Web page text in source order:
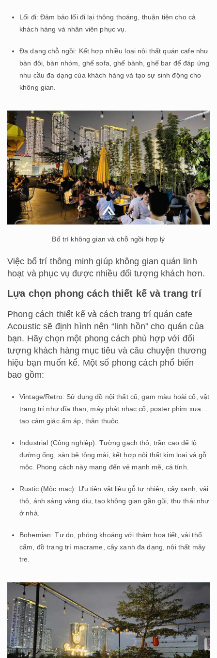
Lối đi: Đảm bảo lối đi lại thông thoáng, thuận tiện cho cả
khách hàng và nhân viên phục vụ.
Đa dạng chỗ ngồi: Kết hợp nhiều loại nội thất quán cafe như
bàn đôi, bàn nhóm, ghế sofa, ghế bành, ghế bar để đáp ứng
nhu cầu đa dạng của khách hàng và tạo sự sinh động cho
không gian.
Bố trí không gian và chỗ ngồi hợp lý
Việc bố trí thông minh giúp không gian quán linh
hoạt và phục vụ được nhiều đối tượng khách hơn.
Lựa chọn phong cách thiết kế và trang trí
Phong cách thiết kế và cách trang trí quán cafe
Acoustic sẽ định hình nên “linh hồn” cho quán của
bạn. Hãy chọn một phong cách phù hợp với đối
tượng khách hàng mục tiêu và câu chuyện thương
hiệu bạn muốn kể. Một số phong cách phổ biến
bao gồm:
Vintage/Retro: Sử dụng đồ nội thất cũ, gam màu hoài cổ, vật
trang trí như đĩa than, máy phát nhạc cổ, poster phim xưa…
tạo cảm giác ấm áp, thân thuộc.
Industrial (Công nghiệp): Tường gạch thô, trần cao để lộ
đường ống, sàn bê tông mài, kết hợp nội thất kim loại và gỗ
mộc. Phong cách này mang đến vẻ mạnh mẽ, cá tính.
Rustic (Mộc mạc): Ưu tiên vật liệu gỗ tự nhiên, cây xanh, vải
thô, ánh sáng vàng dịu, tạo không gian gần gũi, thư thái như
ở nhà.
Bohemian: Tự do, phóng khoáng với thảm họa tiết, vải thổ
cẩm, đồ trang trí macrame, cây xanh đa dạng, nội thất mây
tre.